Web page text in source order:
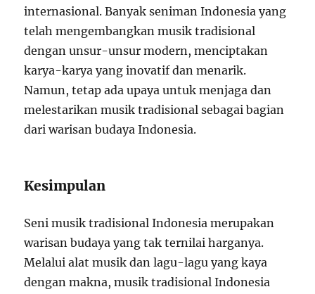
internasional. Banyak seniman Indonesia yang
telah mengembangkan musik tradisional
dengan unsur-unsur modern, menciptakan
karya-karya yang inovatif dan menarik.
Namun, tetap ada upaya untuk menjaga dan
melestarikan musik tradisional sebagai bagian
dari warisan budaya Indonesia.
Kesimpulan
Seni musik tradisional Indonesia merupakan
warisan budaya yang tak ternilai harganya.
Melalui alat musik dan lagu-lagu yang kaya
dengan makna, musik tradisional Indonesia